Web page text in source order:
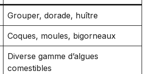
Grouper, dorade, huître
Coques, moules, bigorneaux
Diverse gamme d’algues
comestibles